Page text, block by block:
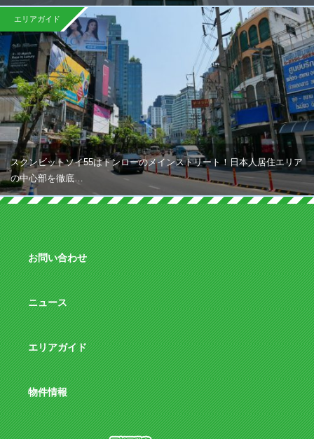
エリアガイド
スクンビットソイ55はトンローのメインストリート！日本人居住エリア
の中心部を徹底…
お問い合わせ
ニュース
エリアガイド
物件情報